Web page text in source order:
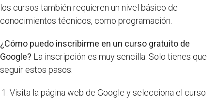
los cursos también requieren un nivel básico de
conocimientos técnicos, como programación.
¿Cómo puedo inscribirme en un curso gratuito de
Google? La inscripción es muy sencilla. Solo tienes que
seguir estos pasos:
Visita la página web de Google y selecciona el curso